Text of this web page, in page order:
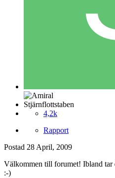
Stjärnflottstaben
4,2k
Rapport
Postad 28 April, 2009
Välkommen till forumet! Ibland tar
:-)